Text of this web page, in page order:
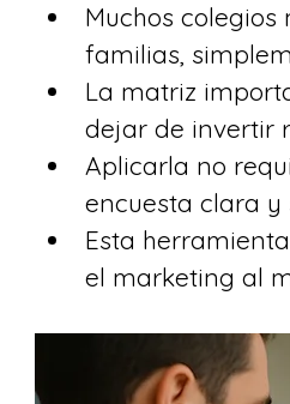
Muchos
familias,
La matriz
dejar de invertir
Aplicarla no
encuesta clara
Esta
el marketing al